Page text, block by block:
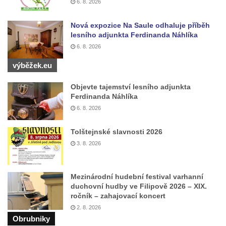
Pomník Přemysla Otakara II. v parku Na
Sadech v Českých Budějovicích
Socha Mateřství v parku Na Sadech v
Českých Budějovicích
Památník Otokara Mokrého v parku Na
Sadech v Českých Budějovicích
Poslední dochovaný tramvajový sloup na
Pražské třídě v Českých Budějovicích
Socha Civilizovaní na Husově třídě v
Českých Budějovicích
Socha svatého Jana Nepomuckého Na
Budějovicích
Sochy brouků u Mlýnské stoky v Českých
Budějovicích
6. 8. 2026
Nová expozice Na Saule odhaluje příběh
lesního adjunkta Ferdinanda Náhlíka
6. 8. 2026
výběžek.eu
Objevte tajemství lesního adjunkta
Ferdinanda Náhlíka
6. 8. 2026
Tolštejnské slavnosti 2026
3. 8. 2026
Mezinárodní hudební festival varhanní
duchovní hudby ve Filipově 2026 – XIX.
ročník – zahajovací koncert
2. 8. 2026
Obrubniky